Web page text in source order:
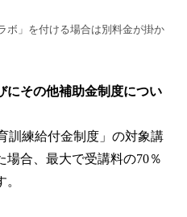
ボ」を付ける場合は別料金が掛か
にその他補助金制度につい
訓練給付金制度」の対象講
場合、最大で受講料の70％